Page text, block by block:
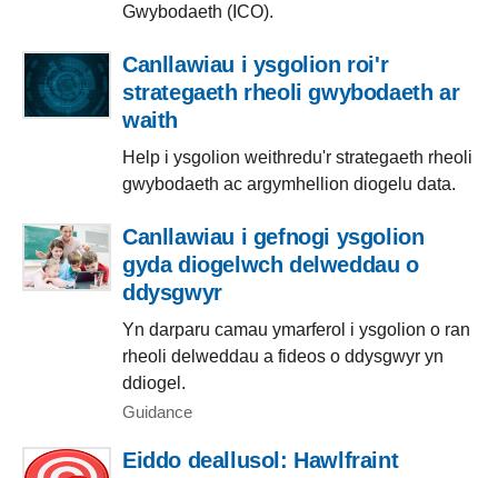
Gwybodaeth (ICO).
Canllawiau i ysgolion roi'r
strategaeth rheoli gwybodaeth ar
waith
Help i ysgolion weithredu'r strategaeth rheoli
gwybodaeth ac argymhellion diogelu data.
Canllawiau i gefnogi ysgolion
gyda diogelwch delweddau o
ddysgwyr
Yn darparu camau ymarferol i ysgolion o ran
rheoli delweddau a fideos o ddysgwyr yn
ddiogel.
Guidance
Eiddo deallusol: Hawlfraint